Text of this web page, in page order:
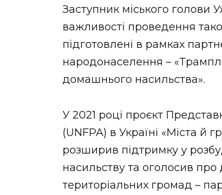
Заступник міського голови
важливості проведення
підготовлені в рамках
народонаселення –
домашнього насильства».
У 2021 році проєкт
(UNFPA) в Україні «Міста й
розширив підтримку у
насильству та оголосив про
територіальних громад –